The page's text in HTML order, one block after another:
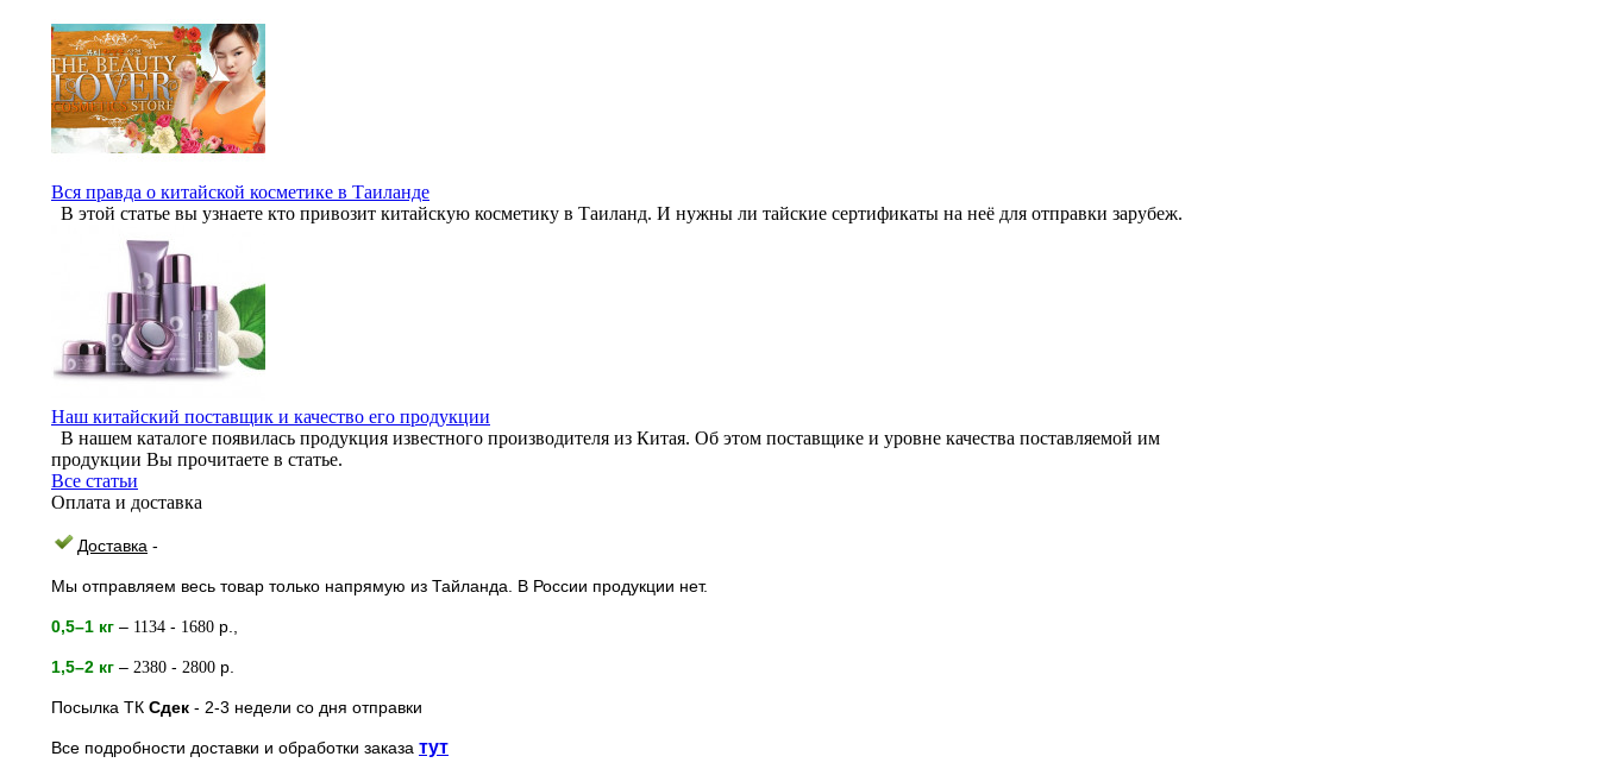
Вся правда о китайской косметике в Таиланде
В этой статье вы узнаете кто привозит китайскую косметику в Таиланд. И нужны ли тайские сертификаты на неё для отправки зарубеж.
Наш китайский поставщик и качество его продукции
В нашем каталоге появилась продукция известного производителя из Китая. Об этом поставщике и уровне качества поставляемой им
продукции Вы прочитаете в статье.
Все статьи
Оплата и доставка
Доставка -
Мы отправляем весь товар только напрямую из Тайланда. В России продукции нет.
0,5–1 кг – 1134 - 1680 р.,
1,5–2 кг – 2380 - 2800 р.
Посылка ТК Сдек - 2-3 недели со дня отправки
Все подробности доставки и обработки заказа тут